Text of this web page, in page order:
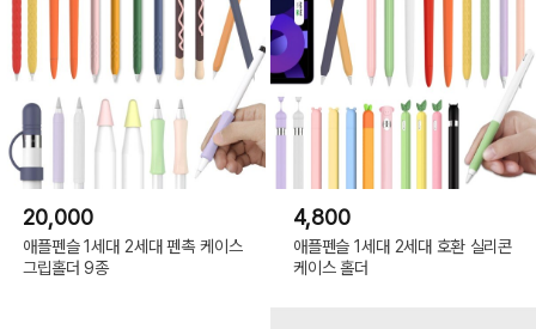
20,000
애플펜슬 1세대 2세대 펜촉 케이스
그립홀더 9종
4,800
애플펜슬 1세대 2세대 호환 실리콘
케이스 홀더